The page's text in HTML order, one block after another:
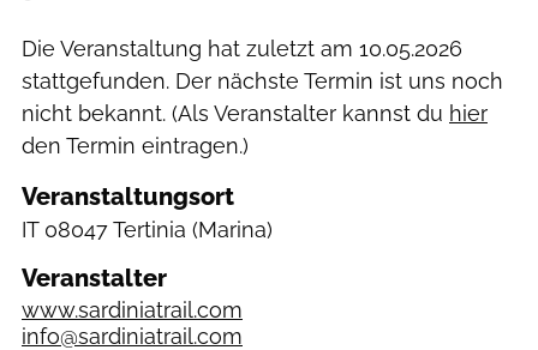
Die Veranstaltung hat zuletzt am 10.05.2026
stattgefunden. Der nächste Termin ist uns noch
nicht bekannt. (Als Veranstalter kannst du hier
den Termin eintragen.)
Veranstaltungsort
IT 08047 Tertinia (Marina)
Veranstalter
www.sardiniatrail.com
info@sardiniatrail.com